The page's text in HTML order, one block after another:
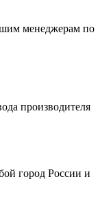
менеджерам по
производителя
город России и